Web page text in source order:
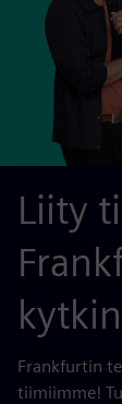
Liity
Frankfurtin
tiimiimme!